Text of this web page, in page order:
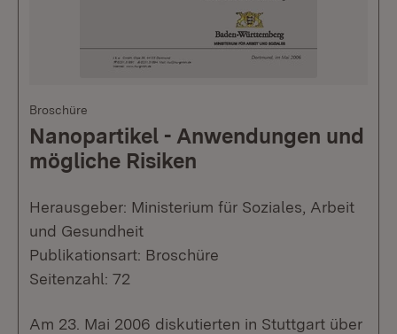
Broschüre
Nanopartikel - Anwendungen und
mögliche Risiken
Herausgeber: Ministerium für Soziales, Arbeit
und Gesundheit
Publikationsart: Broschüre
Seitenzahl: 72
Am 23. Mai 2006 diskutierten in Stuttgart über